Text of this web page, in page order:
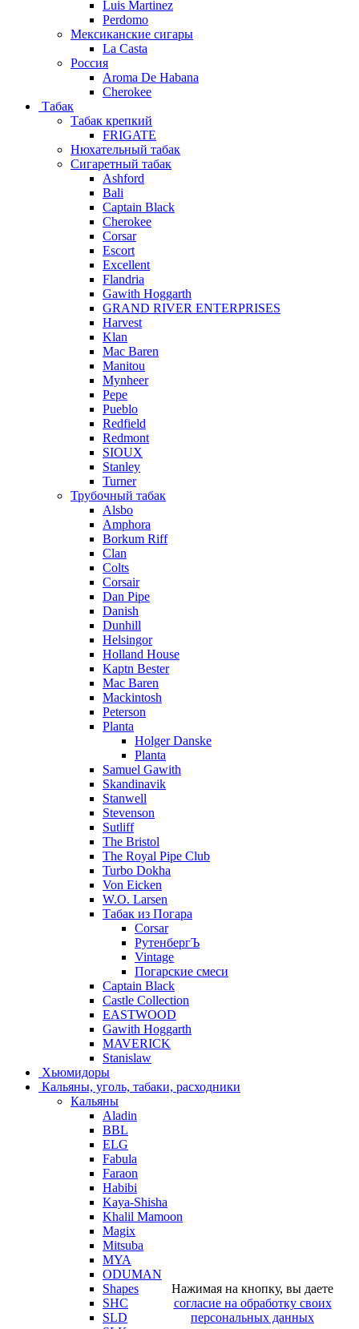
Нажимая на кнопку, вы даете
согласие на обработку своих
персональных данных
Luis Martinez
Perdomo
Мексиканские сигары
La Casta
Россия
Aroma De Habana
Cherokee
Табак
Табак крепкий
FRIGATE
Нюхательный табак
Сигаретный табак
Ashford
Bali
Captain Black
Cherokee
Corsar
Escort
Excellent
Flandria
Gawith Hoggarth
GRAND RIVER ENTERPRISES
Harvest
Klan
Mac Baren
Manitou
Mynheer
Pepe
Pueblo
Redfield
Redmont
SIOUX
Stanley
Turner
Трубочный табак
Alsbo
Amphora
Borkum Riff
Clan
Colts
Corsair
Dan Pipe
Danish
Dunhill
Helsingor
Holland House
Kaptn Bester
Mac Baren
Mackintosh
Peterson
Planta
Holger Danske
Planta
Samuel Gawith
Skandinavik
Stanwell
Stevenson
Sutliff
The Bristol
The Royal Pipe Club
Turbo Dokha
Von Eicken
W.O. Larsen
Табак из Погара
Corsar
РутенбергЪ
Vintage
Погарские смеси
Captain Black
Castle Collection
EASTWOOD
Gawith Hoggarth
MAVERICK
Stanislaw
Хьюмидоры
Кальяны, уголь, табаки, расходники
Кальяны
Aladin
BBL
ELG
Fabula
Faraon
Habibi
Kaya-Shisha
Khalil Mamoon
Magix
Mitsuba
MYA
ODUMAN
Shapes
SHC
SLD